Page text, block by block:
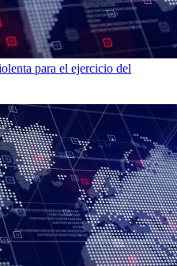
para el ejercicio del